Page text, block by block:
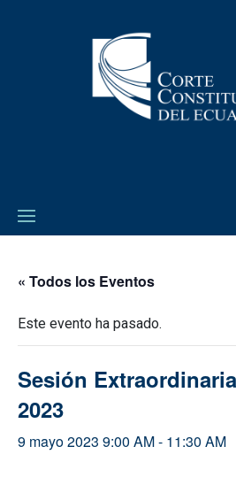
« Todos los Eventos
Este evento ha pasado.
Sesión
2023
9 mayo 2023 9:00 AM- 11:30 AM